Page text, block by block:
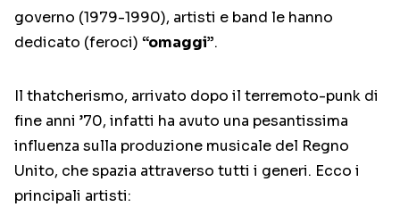
governo (1979-1990), artisti e band le hanno
dedicato (feroci) “omaggi”.
Il thatcherismo, arrivato dopo il terremoto-punk di
fine anni ’70, infatti ha avuto una pesantissima
influenza sulla produzione musicale del Regno
Unito, che spazia attraverso tutti i generi. Ecco i
principali artisti: